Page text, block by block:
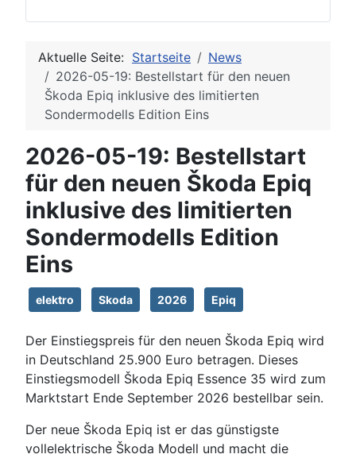
Aktuelle Seite: Startseite
News
2026-05-19: Bestellstart für den neuen
Škoda Epiq inklusive des limitierten
Sondermodells Edition Eins
2026-05-19: Bestellstart
für den neuen Škoda Epiq
inklusive des limitierten
Sondermodells Edition
Eins
elektro Skoda 2026 Epiq
Der Einstiegspreis für den neuen Škoda Epiq wird
in Deutschland 25.900 Euro betragen. Dieses
Einstiegsmodell Škoda Epiq Essence 35 wird zum
Marktstart Ende September 2026 bestellbar sein.
Der neue Škoda Epiq ist er das günstigste
vollelektrische Škoda Modell und macht die